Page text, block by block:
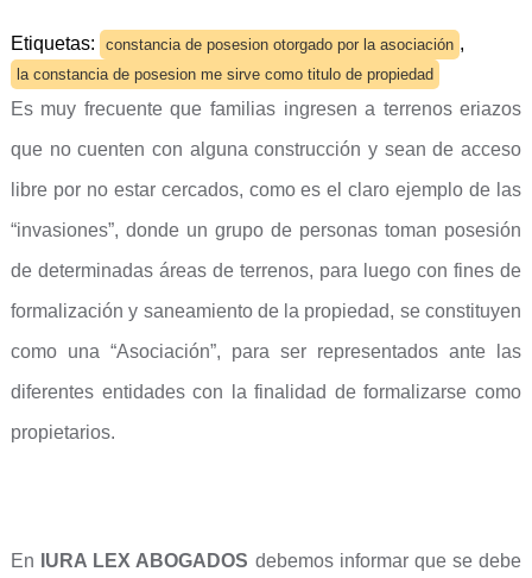
Etiquetas: constancia de posesion otorgado por la asociación ,
la constancia de posesion me sirve como titulo de propiedad
Es muy frecuente que familias ingresen a terrenos eriazos
que no cuenten con alguna construcción y sean de acceso
libre por no estar cercados, como es el claro ejemplo de las
“invasiones”, donde un grupo de personas toman posesión
de determinadas áreas de terrenos, para luego con fines de
formalización y saneamiento de la propiedad, se constituyen
como una “Asociación”, para ser representados ante las
diferentes entidades con la finalidad de formalizarse como
propietarios.
En IURA LEX ABOGADOS debemos informar que se debe